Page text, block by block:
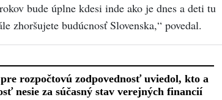
bude úplne kdesi inde ako je dnes a deti tu
zhoršujete budúcnosť Slovenska,“ povedal.